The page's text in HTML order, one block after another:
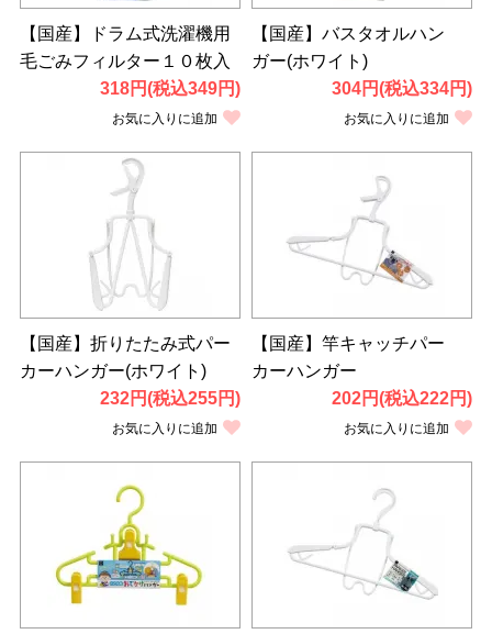
【国産】ドラム式洗濯機用
毛ごみフィルター１０枚入
318円(税込349円)
お気に入りに追加
【国産】バスタオルハン
ガー(ホワイト)
304円(税込334円)
お気に入りに追加
【国産】折りたたみ式パー
カーハンガー(ホワイト)
232円(税込255円)
お気に入りに追加
【国産】竿キャッチパー
カーハンガー
202円(税込222円)
お気に入りに追加